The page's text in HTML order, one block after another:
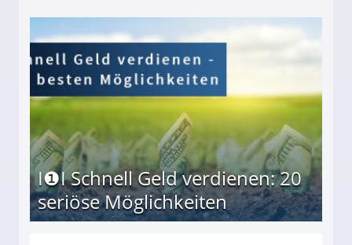
I❶I Schnell Geld verdienen: 20
seriöse Möglichkeiten